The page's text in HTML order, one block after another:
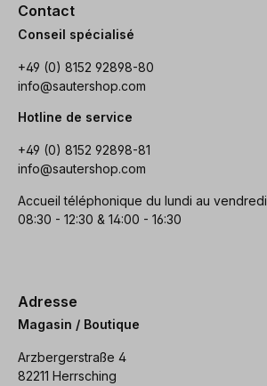
Contact
Conseil spécialisé
+49 (0) 8152 92898-80
info@sautershop.com
Hotline de service
+49 (0) 8152 92898-81
info@sautershop.com
Accueil téléphonique du lundi au vendredi
08:30 - 12:30 & 14:00 - 16:30
Adresse
Magasin / Boutique
Arzbergerstraße 4
82211 Herrsching